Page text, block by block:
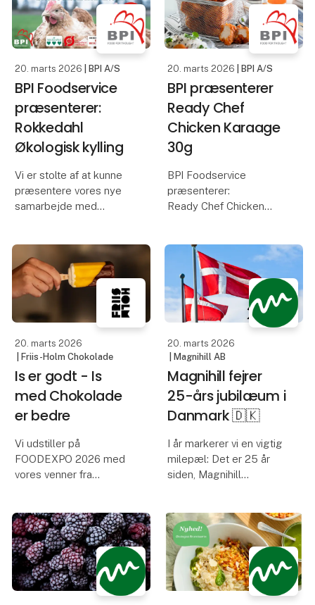
noget afgørende:
smagen.
For hvis ikke maden
balsamico med figen,
balsamico med hindbær,
balsamico glaze
20. marts 2026 | BPI A/S
BPI Foodservice
præsenterer:
Rokkedahl
Økologisk kylling
Vi er stolte af at kunne
præsentere vores nye
samarbejde med
BPI Foodservice
præsenterer økologiske
kyllinger fra Rokkedahl
på Foodespo.
God trivsel giver bedre
kødkvalitet
Hos Rok
20. marts 2026 | BPI A/S
BPI præsenterer
Ready Chef
Chicken Karaage
30g
BPI Foodservice
præsenterer:
Ready Chef Chicken
lårkød med sprød
overflade og en let
krydret smagsprofil med
noter af ingefær og
hvidløg. Klar til brug
20. marts 2026
| Friis-Holm Chokolade
Is er godt - Is
med Chokolade
er bedre
Vi udstiller på
FOODEXPO 2026 med
vores venner fra
masser af smagsprøver
på is og ikke mindst
vores personlige
favoritter, nemlig is med
chokolade.
20. marts 2026
| Magnihill AB
Magnihill fejrer
25-års jubilæum i
Danmark 🇩🇰
I år markerer vi en vigtig
milepæl: Det er 25 år
siden, Magnihill
Danmark.
Det begyndte i år 2000,
da vi fik tilbuddet om at
overtage mærket
Scan*Agra. Det blev sta